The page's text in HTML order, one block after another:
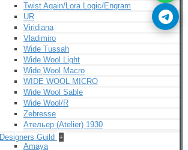
Twist Again/Lora Logic/Engram
UR
Viridiana
Vladimiro
Wide Tussah
Wide Wool Light
Wide Wool Macro
WIDE WOOL MICRO
Wide Wool Sable
Wide Wool/R
Zebresse
Ательер (Atelier) 1930
Designers Guild +
Amaya